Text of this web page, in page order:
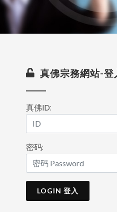
真佛宗務網站-登
真佛ID:
密码: